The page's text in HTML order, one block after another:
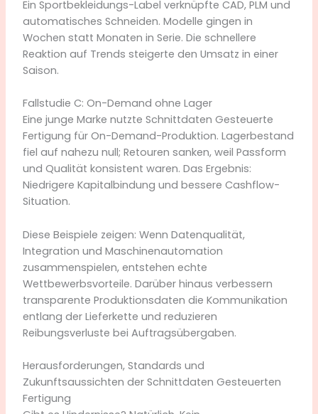
Ein Sportbekleidungs-Label verknüpfte CAD, PLM und
automatisches Schneiden. Modelle gingen in
Wochen statt Monaten in Serie. Die schnellere
Reaktion auf Trends steigerte den Umsatz in einer
Saison.
Fallstudie C: On-Demand ohne Lager
Eine junge Marke nutzte Schnittdaten Gesteuerte
Fertigung für On-Demand-Produktion. Lagerbestand
fiel auf nahezu null; Retouren sanken, weil Passform
und Qualität konsistent waren. Das Ergebnis:
Niedrigere Kapitalbindung und bessere Cashflow-
Situation.
Diese Beispiele zeigen: Wenn Datenqualität,
Integration und Maschinenautomation
zusammenspielen, entstehen echte
Wettbewerbsvorteile. Darüber hinaus verbessern
transparente Produktionsdaten die Kommunikation
entlang der Lieferkette und reduzieren
Reibungsverluste bei Auftragsübergaben.
Herausforderungen, Standards und
Zukunftsaussichten der Schnittdaten Gesteuerten
Fertigung